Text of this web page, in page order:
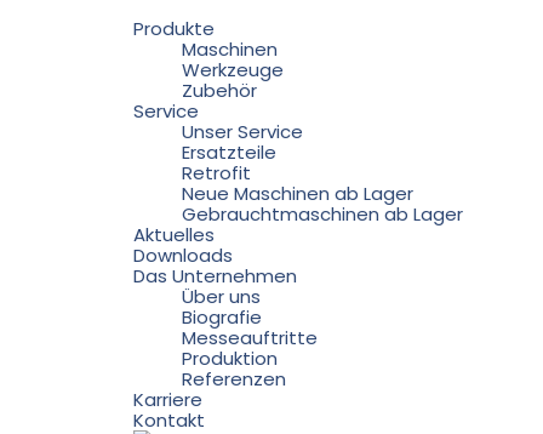
Produkte
Maschinen
Werkzeuge
Zubehör
Service
Unser Service
Ersatzteile
Retrofit
Neue Maschinen ab Lager
Gebrauchtmaschinen ab Lager
Aktuelles
Downloads
Das Unternehmen
Über uns
Biografie
Messeauftritte
Produktion
Referenzen
Karriere
Kontakt